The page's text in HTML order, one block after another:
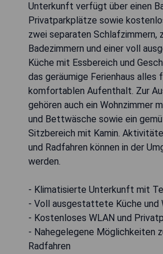
Unterkunft verfügt über einen
Privatparkplätze sowie
zwei separaten Schlafzimmern,
Badezimmern und einer voll
Küche mit Essbereich und
das geräumige Ferienhaus alles
komfortablen Aufenthalt. Zur
gehören auch ein Wohnzimmer
und Bettwäsche sowie ein
Sitzbereich mit Kamin.
und Radfahren können in der
werden.
- Klimatisierte Unterkunft mit
- Voll ausgestattete Küche und
- Kostenloses WLAN und
- Nahegelegene Möglichkeiten
Radfahren